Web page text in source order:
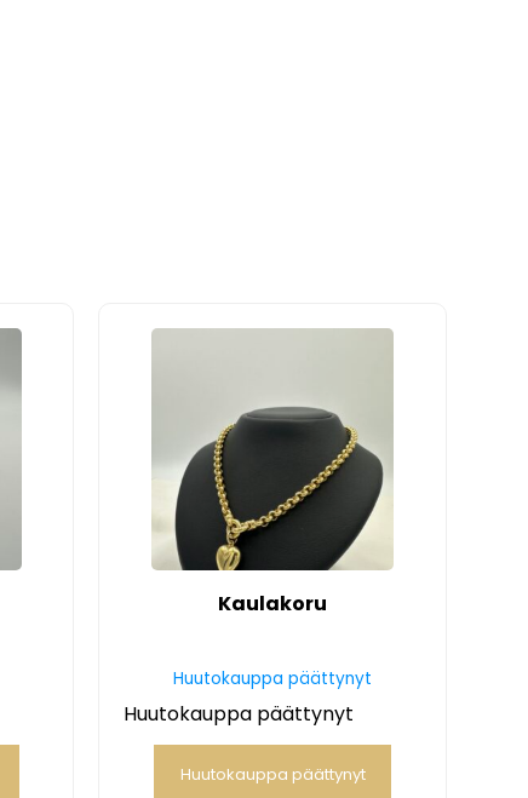
Kaulakoru
Huutokauppa päättynyt
Huutokauppa päättynyt
Huutokauppa päättynyt